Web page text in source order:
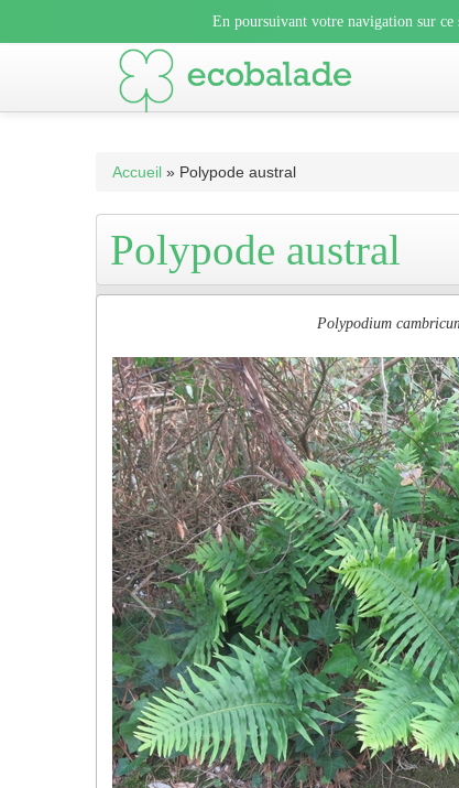
En poursuivant votre navigation sur
En poursuivant votre navigation sur ce
En poursuivant votre navigation sur ce site, vous
Accueil » Polypode austral
Polypode austral
Polypodium